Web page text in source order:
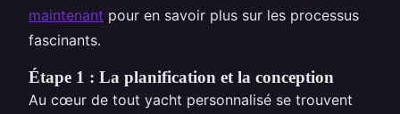
maintenant pour en savoir plus sur les processus
fascinants.
Étape 1 : La planification et la conception
Au cœur de tout yacht personnalisé se trouvent